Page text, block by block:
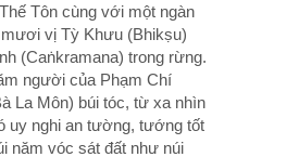
Tôn cùng với một ngàn
vị Tỳ Khưu (Bhikṣu)
(Caṅkramana) trong rừng.
người của Phạm Chí
La Môn) búi tóc, từ xa nhìn
uy nghi an tường, tướng tốt
năm vóc sát đất như núi